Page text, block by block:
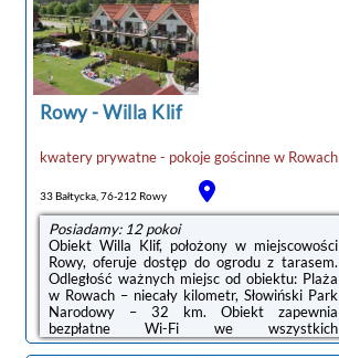
od obiektu: Promenada w Ustce – 23 km,
Latarnia morska w Ustce – 23 km. Lotnisko
Lotnisko Gdańsk-Rębiechowo znajduje się
134 km od obiektu.Doba hotelowa od godziny
12:00 do 10:00.W obiekcie obowiązuje zakaz
organizowania ...
Rowy-Willa Klif
kwatery prywatne - pokoje gościnnew Rowach
33 Bałtycka, 76-212 Rowy
Posiadamy: 12 pokoi
Obiekt Willa Klif, położony w miejscowości
Rowy, oferuje dostęp do ogrodu z tarasem.
Odległość ważnych miejsc od obiektu: Plaża
w Rowach – niecały kilometr, Słowiński Park
Narodowy – 32 km. Obiekt zapewnia
bezpłatne Wi-Fi we wszystkich
pomieszczeniach. Na terenie obiektu